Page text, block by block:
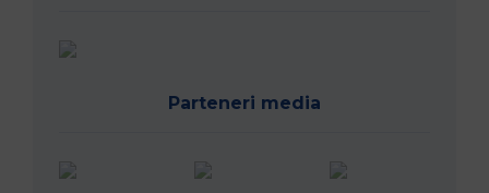
Parteneri media